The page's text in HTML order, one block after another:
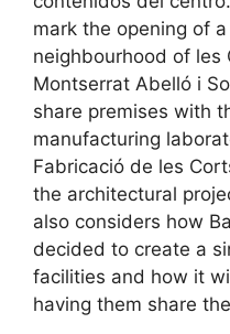
mark the opening of
neighbourhood of les
Montserrat Abelló i
share premises with
manufacturing
Fabricació de les
the architectural
also considers how
decided to create a
facilities and how it
having them share